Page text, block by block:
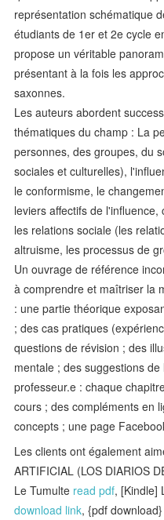
représentation schématique
étudiants de 1er et 2e cycle
propose un véritable
présentant à la fois les
saxonnes.
Les auteurs abordent
thématiques du champ : La
personnes, des groupes, du
sociales et culturelles),
le conformisme, le
leviers affectifs de
les relations sociale (les
altruisme, les processus de
Un ouvrage de référence
à comprendre et maîtriser la
: une partie théorique
; des cas pratiques
questions de révision ; des
mentale ; des suggestions
professeur.e : chaque
cours ; des compléments en
concepts ; une page
Les clients ont également
ARTIFICIAL (LOS DIARIOS
Le Tumulte read pdf, [Kindle]
download link, {pdf